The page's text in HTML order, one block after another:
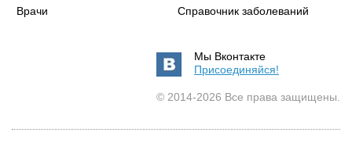
Врачи
Справочник заболеваний
Мы Вконтакте
Присоединяйся!
© 2014-2026 Все права защищены.